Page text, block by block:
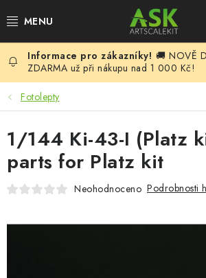
na
BLOG
SUMMER DAYS
WARHAMMER
ASK PRODUKTY
🚚 NOVĚ
ZDARMA už při nákupu nad 1 000 Kč!
Fotolepty
1/144 Ki-43-I (Platz
parts for Platz kit
Neohodnoceno Podrobnosti